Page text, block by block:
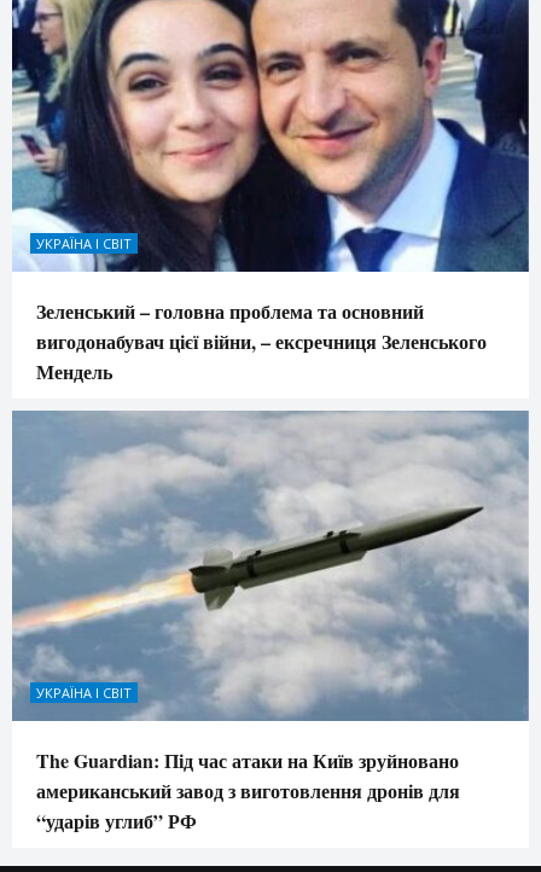
УКРАЇНА І СВІТ
Зеленський – головна проблема та основний
вигодонабувач цієї війни, – ексречниця Зеленського
Мендель
УКРАЇНА І СВІТ
The Guardian: Під час атаки на Київ зруйновано
американський завод з виготовлення дронів для
“ударів углиб” РФ